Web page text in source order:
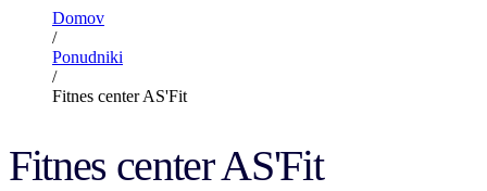
Domov
/
Ponudniki
/
Fitnes center AS'Fit
Fitnes center AS'Fit